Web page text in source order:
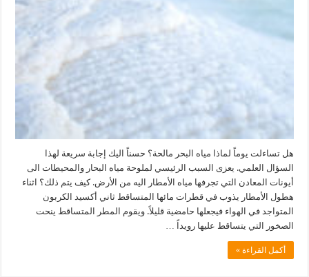
هل تساءلت يوماً لماذا مياه البحر مالحة؟ حسناً اليك إجابة سريعة لهذا
السؤال العلمي. يعزى السبب الرئيسي لملوحة مياه البحار والمحيطات الى
أيونات المعادن التي تجرفها مياه الأمطار اليه من الأرض. كيف يتم ذلك؟ اثناء
هطول الأمطار يذوب في قطرات مائها المتساقط ثاني أكسيد الكربون
المتواجد في الهواء فيجعلها حامضية قليلاً. ويقوم المطر المتساقط ينحت
الصخور التي يتساقط عليها رويداً …
أكمل القراءة »